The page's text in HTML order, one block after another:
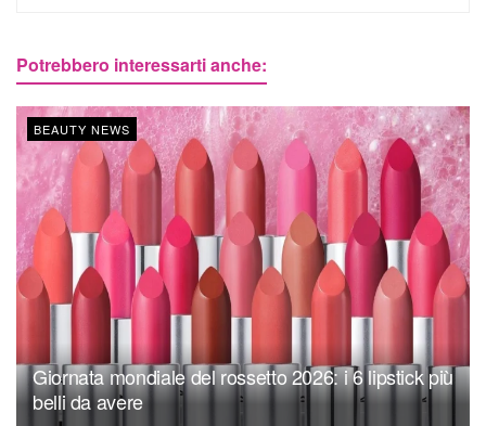
Potrebbero interessarti anche:
BEAUTY NEWS
Giornata mondiale del rossetto 2026: i 6 lipstick più
belli da avere